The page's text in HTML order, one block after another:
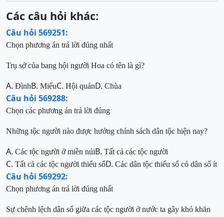
Các câu hỏi khác:
Câu hỏi 569251:
Chọn phương án trả lời đúng nhất
Trụ sở của bang hội người Hoa có tên là gì?
A. ĐìnhB. MiếuC. Hội quánD. Chùa
Câu hỏi 569288:
Chọn các phương án trả lời đúng
Những tộc người nào được hưởng chính sách dân tộc hiện nay?
A. Các tộc người ở miền núiB. Tất cả các tộc người
C. Tất cả các tộc người thiểu sốD. Các dân tộc thiểu số có dân số ít
Câu hỏi 569292:
Chọn phương án trả lời đúng nhất
Sự chênh lệch dân số giữa các tộc người ở nước ta gây khó khăn